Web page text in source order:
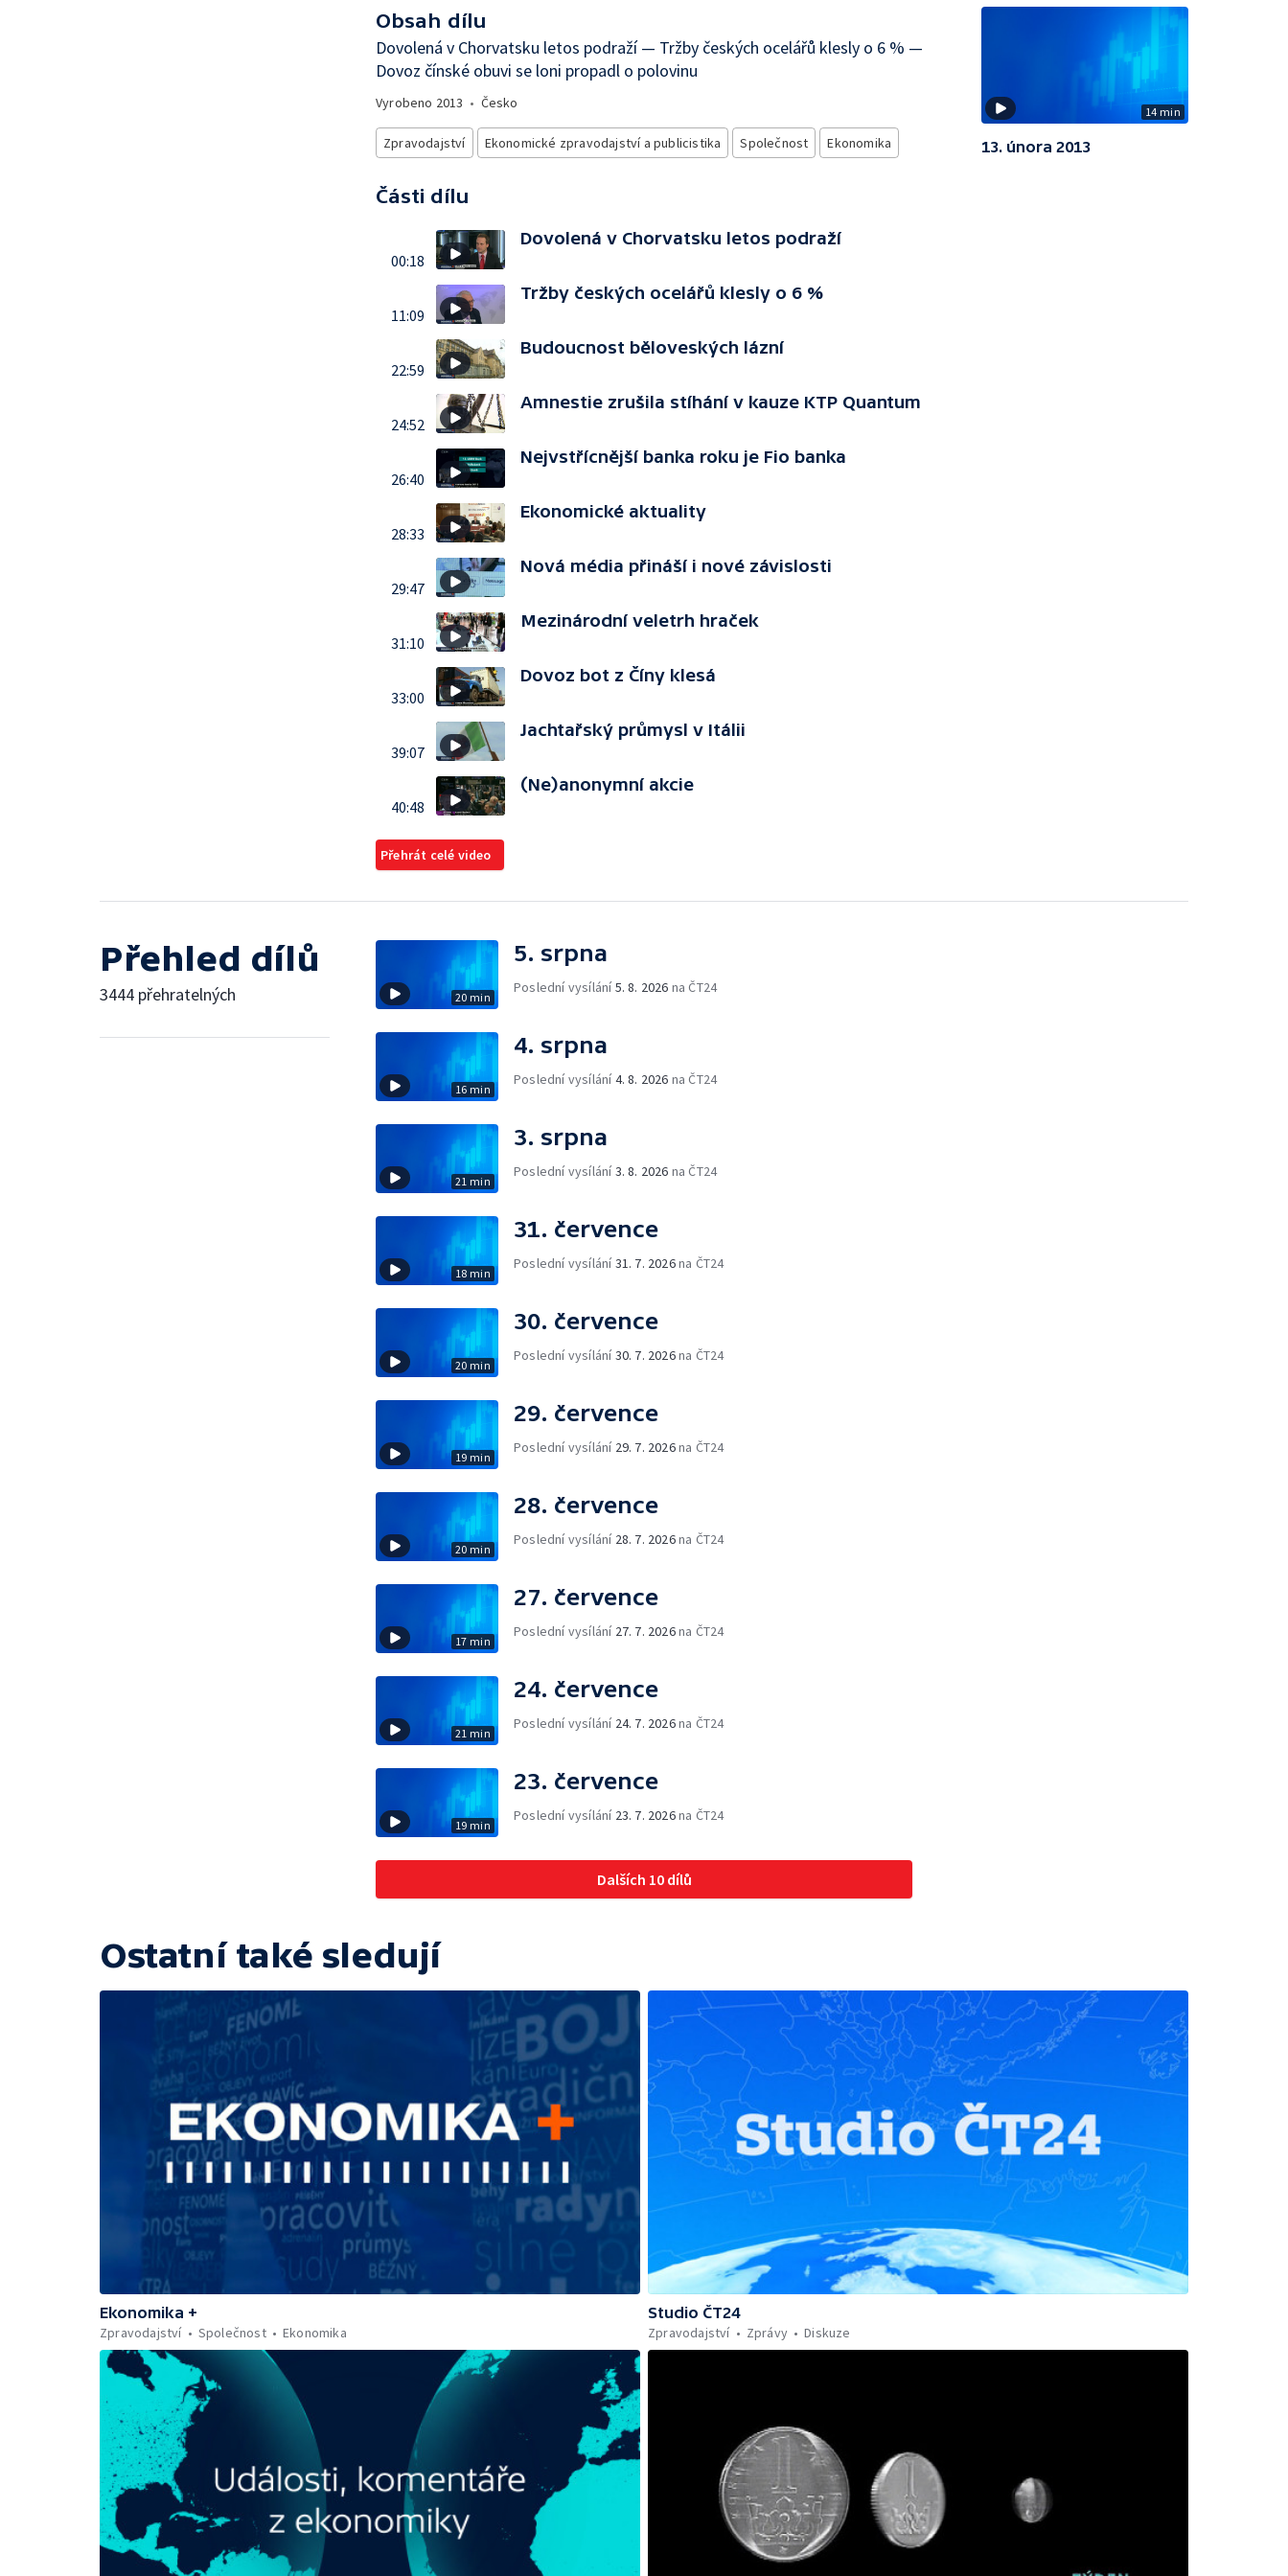
Obsah dílu
Dovolená v Chorvatsku letos podraží — Tržby českých ocelářů klesly o 6 % —
Dovoz čínské obuvi se loni propadl o polovinu
Vyrobeno 2013 • Česko
Zpravodajství Ekonomické zpravodajství a publicistika Společnost Ekonomika
Části dílu
00:18
Dovolená v Chorvatsku letos podraží
11:09
Tržby českých ocelářů klesly o 6 %
22:59
Budoucnost běloveských lázní
24:52
Amnestie zrušila stíhání v kauze KTP Quantum
26:40
Nejvstřícnější banka roku je Fio banka
28:33
Ekonomické aktuality
29:47
Nová média přináší i nové závislosti
31:10
Mezinárodní veletrh hraček
33:00
Dovoz bot z Číny klesá
39:07
Jachtařský průmysl v Itálii
40:48
(Ne)anonymní akcie
Přehrát celé video
14 min
13. února 2013
Přehled dílů
3444 přehratelných 20 min
5. srpna
Poslední vysílání5. 8. 2026 na ČT24
16 min
4. srpna
Poslední vysílání4. 8. 2026 na ČT24
21 min
3. srpna
Poslední vysílání3. 8. 2026 na ČT24
18 min
31. července
Poslední vysílání31. 7. 2026na ČT24
20 min
30. července
Poslední vysílání30. 7. 2026na ČT24
19 min
29. července
Poslední vysílání 29. 7. 2026na ČT24
20 min
28. července
Poslední vysílání 28. 7. 2026na ČT24
17 min
27. července
Poslední vysílání 27. 7. 2026na ČT24
21 min
24. července
Poslední vysílání 24. 7. 2026na ČT24
19 min
23. července
Poslední vysílání 23. 7. 2026na ČT24
Dalších 10 dílů
Ostatní také sledují
Ekonomika +
Zpravodajství
Společnost Ekonomika
Studio ČT24
Zpravodajství
Zprávy Diskuze